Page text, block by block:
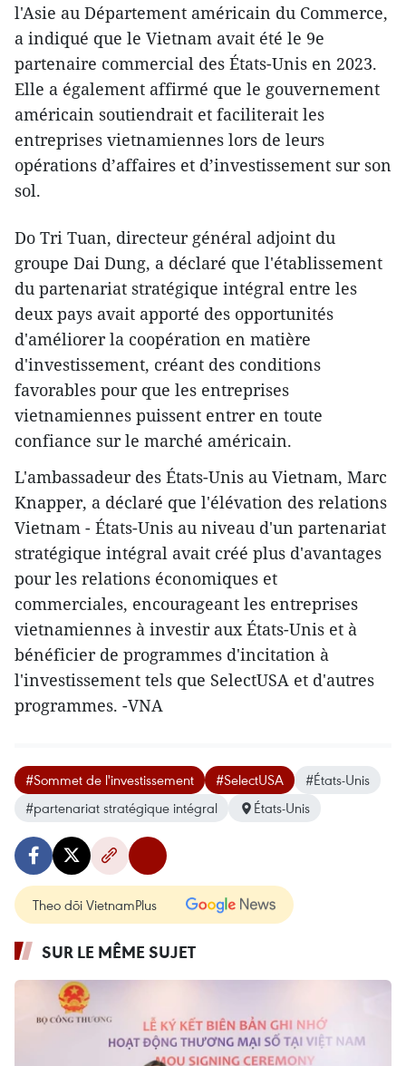
l'Asie au Département américain du Commerce,
a indiqué que le Vietnam avait été le 9e
partenaire commercial des États-Unis en 2023.
Elle a également affirmé que le gouvernement
américain soutiendrait et faciliterait les
entreprises vietnamiennes lors de leurs
opérations d’affaires et d’investissement sur son
sol.
Do Tri Tuan, directeur général adjoint du
groupe Dai Dung, a déclaré que l'établissement
du partenariat stratégique intégral entre les
deux pays avait apporté des opportunités
d'améliorer la coopération en matière
d'investissement, créant des conditions
favorables pour que les entreprises
vietnamiennes puissent entrer en toute
confiance sur le marché américain.
L'ambassadeur des États-Unis au Vietnam, Marc
Knapper, a déclaré que l'élévation des relations
Vietnam - États-Unis au niveau d'un partenariat
stratégique intégral avait créé plus d'avantages
pour les relations économiques et
commerciales, encourageant les entreprises
vietnamiennes à investir aux États-Unis et à
bénéficier de programmes d'incitation à
l'investissement tels que SelectUSA et d'autres
programmes. -VNA
#Sommet de l'investissement #SelectUSA
#États-Unis
#partenariat stratégique intégral
États-Unis
Theo dõi VietnamPlus
SUR LE MÊME SUJET